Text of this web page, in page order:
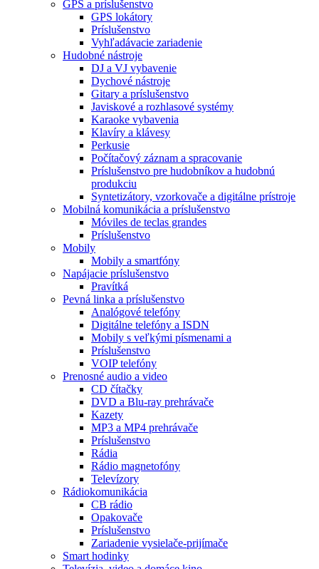
GPS a príslušenstvo
GPS lokátory
Príslušenstvo
Vyhľadávacie zariadenie
Hudobné nástroje
DJ a VJ vybavenie
Dychové nástroje
Gitary a príslušenstvo
Javiskové a rozhlasové systémy
Karaoke vybavenia
Klavíry a klávesy
Perkusie
Počítačový záznam a spracovanie
Príslušenstvo pre hudobníkov a hudobnú
produkciu
Syntetizátory, vzorkovače a digitálne prístroje
Mobilná komunikácia a príslušenstvo
Móviles de teclas grandes
Príslušenstvo
Mobily
Mobily a smartfóny
Napájacie príslušenstvo
Pravítká
Pevná linka a príslušenstvo
Analógové telefóny
Digitálne telefóny a ISDN
Mobily s veľkými písmenami a
Príslušenstvo
VOIP telefóny
Prenosné audio a video
CD čítačky
DVD a Blu-ray prehrávače
Kazety
MP3 a MP4 prehrávače
Príslušenstvo
Rádia
Rádio magnetofóny
Televízory
Rádiokomunikácia
CB rádio
Opakovače
Príslušenstvo
Zariadenie vysielače-prijímače
Smart hodinky